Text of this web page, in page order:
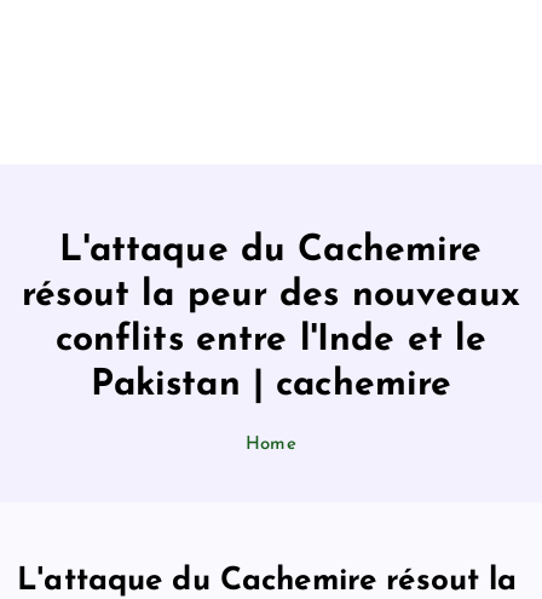
L'attaque du Cachemire
résout la peur des nouveaux
conflits entre l'Inde et le
Pakistan | cachemire
Home
L'attaque du Cachemire résout la